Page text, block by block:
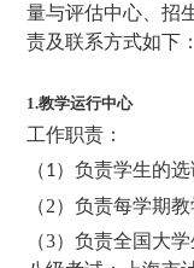
量与评估中心、招
责及联系方式如下：
1.教学运行中心
工作职责：
（1）负责学生的
（2）负责每学期教
（3）负责全国大